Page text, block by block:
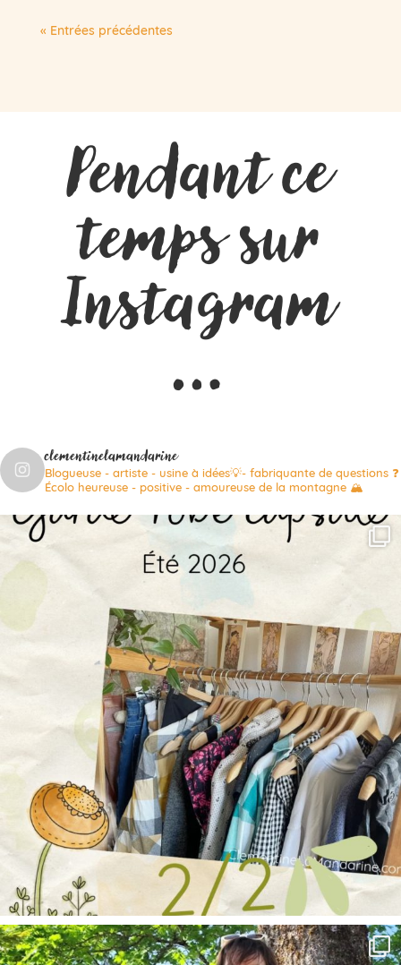
« Entrées précédentes
Pendant ce
temps sur
Instagram
…
clementinelamandarine
Blogueuse - artiste - usine à idées💡- fabriquante de questions ❓
Écolo heureuse - positive - amoureuse de la montagne 🏔️